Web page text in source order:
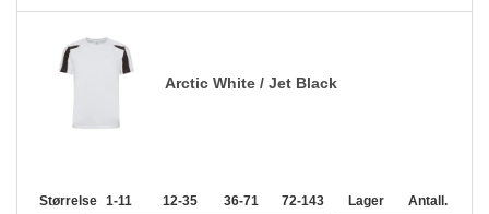
Arctic White / Jet Black
Størrelse 1-11 12-35 36-71 72-143 144-287 288 +
Lager Antall.